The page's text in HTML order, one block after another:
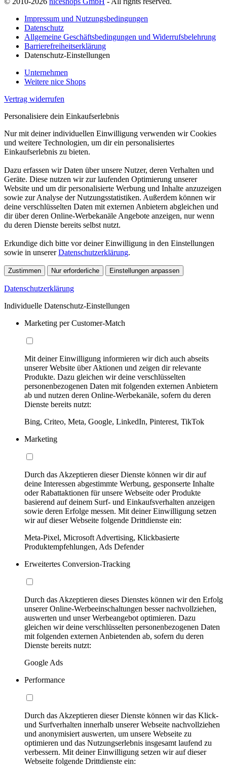
Impressum und Nutzungsbedingungen
Datenschutz
Allgemeine Geschäftsbedingungen und Widerrufsbelehrung
Barrierefreiheitserklärung
Datenschutz-Einstellungen
Unternehmen
Weitere nice Shops
Vertrag widerrufen
Personalisiere dein Einkaufserlebnis
Nur mit deiner individuellen Einwilligung verwenden wir Cookies
und weitere Technologien, um dir ein personalisiertes
Einkaufserlebnis zu bieten.
Dazu erfassen wir Daten über unsere Nutzer, deren Verhalten und
Geräte. Diese nutzen wir zur laufenden Optimierung unserer
Website und um dir personalisierte Werbung und Inhalte anzuzeigen
sowie zur Analyse der Nutzungsstatistiken. Außerdem können wir
deine verschlüsselten Daten mit externen Anbietern abgleichen und
dir über deren Online-Werbekanäle Angebote anzeigen, nur wenn
du deren Dienste bereits selbst nutzt.
Erkundige dich bitte vor deiner Einwilligung in den Einstellungen
sowie in unsererDatenschutzerklärung.
Zustimmen Nur erforderliche Einstellungen anpassen
Datenschutzerklärung
Individuelle Datenschutz-Einstellungen
Marketing per Customer-Match
Mit deiner Einwilligung informieren wir dich auch abseits
unserer Website über Aktionen und zeigen dir relevante
Produkte. Dazu gleichen wir deine verschlüsselten
personenbezogenen Daten mit folgenden externen Anbietern
ab und nutzen deren Online-Werbekanäle, sofern du deren
Dienste bereits nutzt:
Bing, Criteo, Meta, Google, LinkedIn, Pinterest, TikTok
Marketing
Durch das Akzeptieren dieser Dienste können wir dir auf
deine Interessen abgestimmte Werbung, gesponserte Inhalte
oder Rabattaktionen für unsere Webseite oder Produkte
basierend auf deinem Surf- und Einkaufsverhalten anzeigen
sowie deren Erfolge messen. Mit deiner Einwilligung setzen
wir auf dieser Webseite folgende Drittdienste ein:
Meta-Pixel, Microsoft Advertising, Klickbasierte
Produktempfehlungen, Ads Defender
Erweitertes Conversion-Tracking
Durch das Akzeptieren dieses Dienstes können wir den Erfolg
unserer Online-Werbeeinschaltungen besser nachvollziehen,
auswerten und unser Werbeangebot optimieren. Dazu
gleichen wir deine verschlüsselten personenbezogenen Daten
mit folgenden externen Anbietenden ab, sofern du deren
Dienste bereits nutzt:
Google Ads
Performance
Durch das Akzeptieren dieser Dienste können wir das Klick-
und Surfverhalten innerhalb unserer Webseite nachvollziehen
und anonymisiert auswerten, um unsere Webseite zu
optimieren und das Nutzungserlebnis insgesamt laufend zu
verbessern. Mit deiner Einwilligung setzen wir auf dieser
Webseite folgende Drittdienste ein: